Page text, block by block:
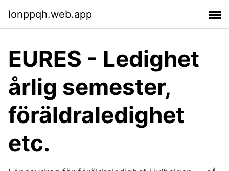
lonppqh.web.app
EURES - Ledighet
årlig semester,
föräldraledighet
etc.